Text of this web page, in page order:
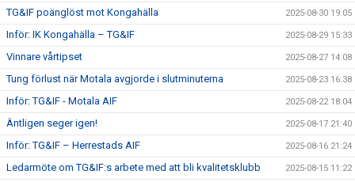
TG&IF poänglöst mot Kongahälla 2025-08-30 19:05
Inför: IK Kongahälla – TG&IF 2025-08-29 15:33
Vinnare vårtipset 2025-08-27 14:08
Tung förlust när Motala avgjorde i slutminuterna 2025-08-23 16:38
Inför: TG&IF - Motala AIF 2025-08-22 18:04
Äntligen seger igen! 2025-08-17 21:40
Inför: TG&IF – Herrestads AIF 2025-08-16 21:24
Ledarmöte om TG&IF:s arbete med att bli kvalitetsklubb 2025-08-15 11:22